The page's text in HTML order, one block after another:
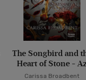
The Songbird and
Heart of Stone -
énekesmadár és a
Carissa Broadbent